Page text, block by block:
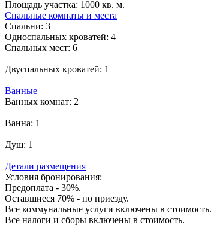
Площадь участка: 1000 кв. м.
Спальные комнаты и места
Спальни: 3
Односпальных кроватей: 4
Спальных мест: 6
Двуспальных кроватей: 1
Ванные
Ванных комнат: 2
Ванна: 1
Душ: 1
Детали размещения
Условия бронирования:
Предоплата - 30%.
Оставшиеся 70% - по приезду.
Все коммунальные услуги включены в стоимость.
Все налоги и сборы включены в стоимость.